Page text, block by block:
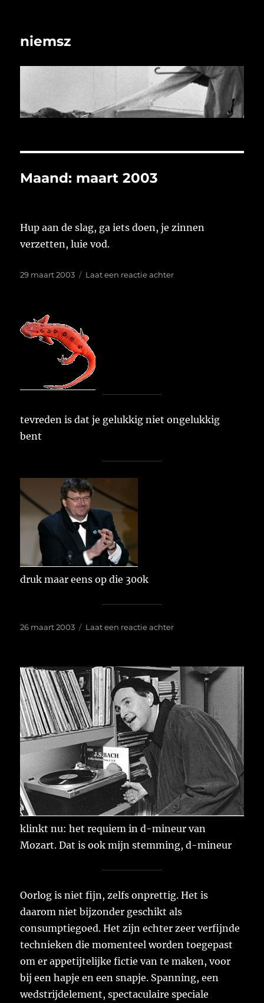
niemsz
Maand: maart 2003
Hup aan de slag, ga iets doen, je zinnen
verzetten, luie vod.
Geplaatst
29 maart 2003 Laat een reactie achterop
tevreden is dat je gelukkig niet ongelukkig
bent
druk maar eens op die 300k
Geplaatst
26 maart 2003 Laat een reactie achterop
klinkt nu: het requiem in d-mineur van
Mozart. Dat is ook mijn stemming, d-mineur
Oorlog is niet fijn, zelfs onprettig. Het is
daarom niet bijzonder geschikt als
consumptiegoed. Het zijn echter zeer verfijnde
technieken die momenteel worden toegepast
om er appetijtelijke fictie van te maken, voor
bij een hapje en een snapje. Spanning, een
wedstrijdelement, spectaculaire speciale